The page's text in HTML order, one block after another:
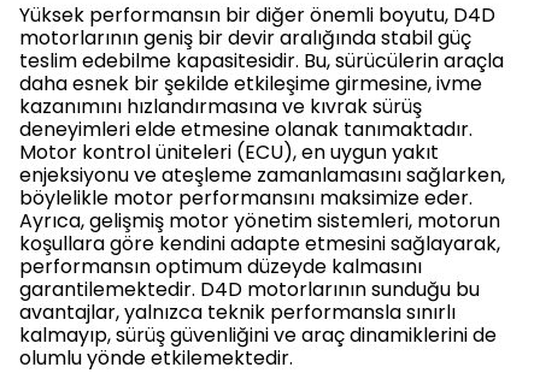
Yüksek performansın bir diğer önemli boyutu, D4D
motorlarının geniş bir devir aralığında stabil güç
teslim edebilme kapasitesidir. Bu, sürücülerin araçla
daha esnek bir şekilde etkileşime girmesine, ivme
kazanımını hızlandırmasına ve kıvrak sürüş
deneyimleri elde etmesine olanak tanımaktadır.
Motor kontrol üniteleri (ECU), en uygun yakıt
enjeksiyonu ve ateşleme zamanlamasını sağlarken,
böylelikle motor performansını maksimize eder.
Ayrıca, gelişmiş motor yönetim sistemleri, motorun
koşullara göre kendini adapte etmesini sağlayarak,
performansın optimum düzeyde kalmasını
garantilemektedir. D4D motorlarının sunduğu bu
avantajlar, yalnızca teknik performansla sınırlı
kalmayıp, sürüş güvenliğini ve araç dinamiklerini de
olumlu yönde etkilemektedir.